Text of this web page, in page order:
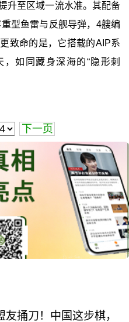
升至区域一流水准。其配备
型鱼雷与反舰导弹，4艘编
致命的是，它搭载的AIP系
如同藏身深海的“隐形刺
下一页
友捅刀！中国这步棋，